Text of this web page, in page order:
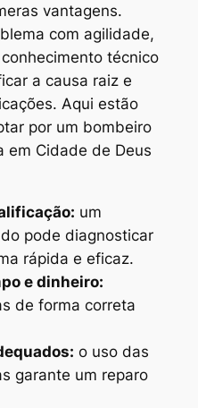
vantagens.
com agilidade,
técnico
a causa raiz e
Aqui estão
por um bombeiro
em Cidade de Deus
um
pode diagnosticar
rápida e eficaz.
e dinheiro:
de forma correta
o uso das
garante um reparo